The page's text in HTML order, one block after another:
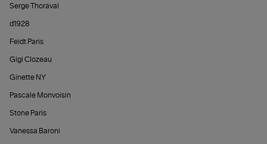
Serge Thoraval
d1928
Feidt Paris
Gigi Clozeau
Ginette NY
Pascale Monvoisin
Stone Paris
Vanessa Baroni